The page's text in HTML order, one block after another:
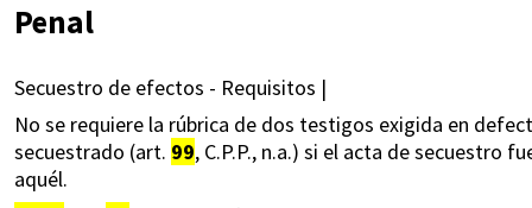
Penal
Secuestro de efectos - Requisitos |
No se requiere la rúbrica de dos testigos exigida en
secuestrado (art. 99, C.P.P., n.a.) si el acta de secuestro
aquél.